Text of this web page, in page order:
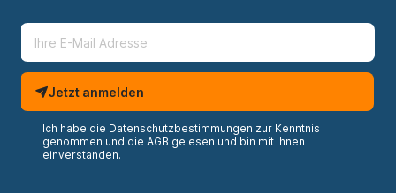
Jetzt anmelden
Ich habe die Datenschutzbestimmungen zur Kenntnis
genommen und die AGB gelesen und bin mit ihnen
einverstanden.